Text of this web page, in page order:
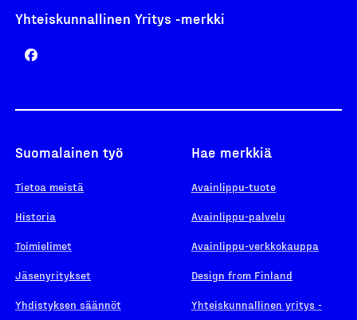
Yhteiskunnallinen Yritys -merkki
Suomalainen työ
Tietoa meistä
Historia
Toimielimet
Jäsenyritykset
Yhdistyksen säännöt
Hae merkkiä
Avainlippu-tuote
Avainlippu-palvelu
Avainlippu-verkkokauppa
Design from Finland
Yhteiskunnallinen yritys -